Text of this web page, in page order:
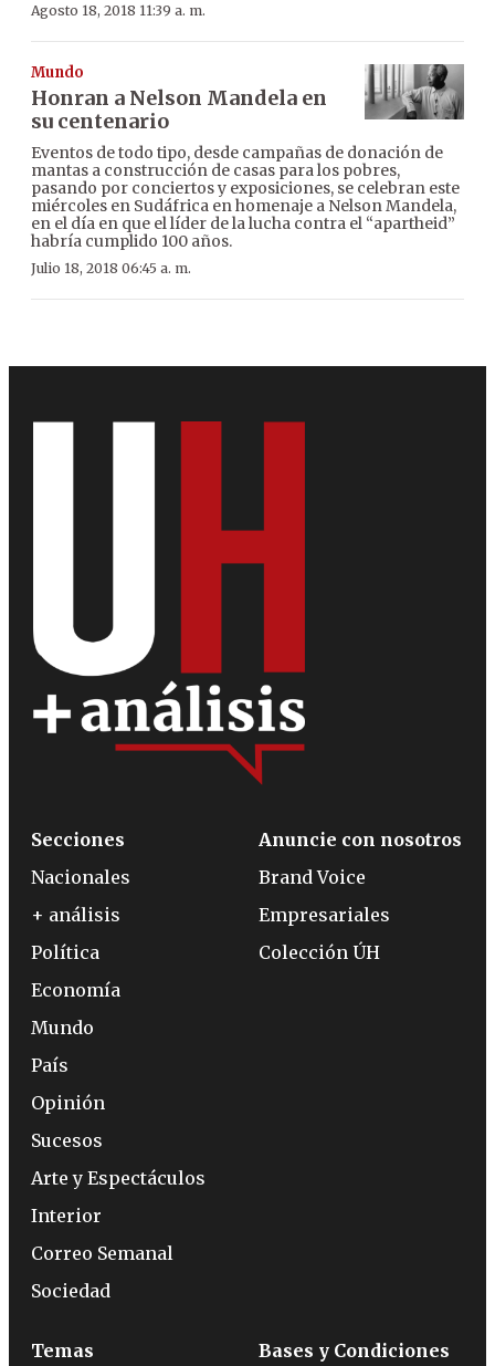
Agosto 18, 2018 11:39 a. m.
Mundo
Honran a Nelson Mandela en
su centenario
Eventos de todo tipo, desde campañas de donación de
mantas a construcción de casas para los pobres,
pasando por conciertos y exposiciones, se celebran este
miércoles en Sudáfrica en homenaje a Nelson Mandela,
en el día en que el líder de la lucha contra el “apartheid”
habría cumplido 100 años.
Julio 18, 2018 06:45 a. m.
Secciones
Nacionales
+ análisis
Política
Economía
Mundo
País
Opinión
Sucesos
Arte y Espectáculos
Interior
Correo Semanal
Sociedad
Anuncie con nosotros
Brand Voice
Empresariales
Colección ÚH
Temas Bases y Condiciones